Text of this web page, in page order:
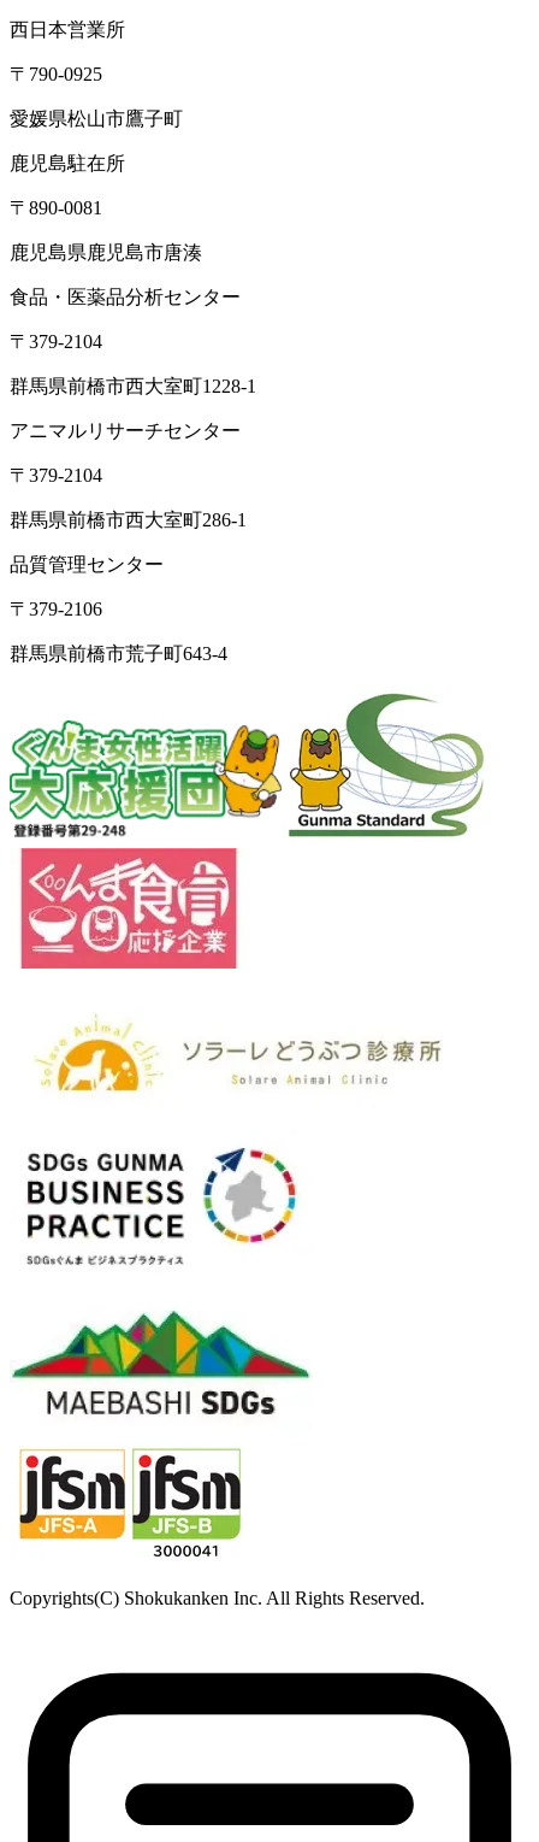
西日本営業所
〒790-0925
愛媛県松山市鷹子町
鹿児島駐在所
〒890-0081
鹿児島県鹿児島市唐湊
食品・医薬品分析センター
〒379-2104
群馬県前橋市西大室町1228-1
アニマルリサーチセンター
〒379-2104
群馬県前橋市西大室町286-1
品質管理センター
〒379-2106
群馬県前橋市荒子町643-4
Copyrights(C) Shokukanken Inc. All Rights Reserved.